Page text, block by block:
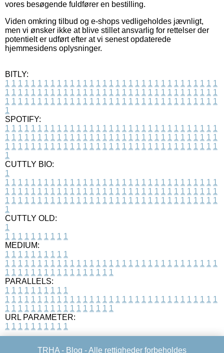
vores besøgende fuldfører en bestilling.
Viden omkring tilbud og e-shops vedligeholdes jævnligt,
men vi ønsker ikke at blive stillet ansvarlig for rettelser der
potentielt er udført efter at vi senest opdaterede
hjemmesidens oplysninger.
BITLY:
1 1 1 1 1 1 1 1 1 1 1 1 1 1 1 1 1 1 1 1 1 1 1 1 1 1 1 1 1 1 1 1 1
1 1 1 1 1 1 1 1 1 1 1 1 1 1 1 1 1 1 1 1 1 1 1 1 1 1 1 1 1 1 1 1 1
1 1 1 1 1 1 1 1 1 1 1 1 1 1 1 1 1 1 1 1 1 1 1 1 1 1 1 1 1 1 1 1 1
1
SPOTIFY:
1 1 1 1 1 1 1 1 1 1 1 1 1 1 1 1 1 1 1 1 1 1 1 1 1 1 1 1 1 1 1 1 1
1 1 1 1 1 1 1 1 1 1 1 1 1 1 1 1 1 1 1 1 1 1 1 1 1 1 1 1 1 1 1 1 1
1 1 1 1 1 1 1 1 1 1 1 1 1 1 1 1 1 1 1 1 1 1 1 1 1 1 1 1 1 1 1 1 1
1
CUTTLY BIO:
1
1 1 1 1 1 1 1 1 1 1 1 1 1 1 1 1 1 1 1 1 1 1 1 1 1 1 1 1 1 1 1 1 1
1 1 1 1 1 1 1 1 1 1 1 1 1 1 1 1 1 1 1 1 1 1 1 1 1 1 1 1 1 1 1 1 1
1 1 1 1 1 1 1 1 1 1 1 1 1 1 1 1 1 1 1 1 1 1 1 1 1 1 1 1 1 1 1 1 1
1
CUTTLY OLD:
1
1 1 1 1 1 1 1 1 1 1
MEDIUM:
1 1 1 1 1 1 1 1 1 1
1 1 1 1 1 1 1 1 1 1 1 1 1 1 1 1 1 1 1 1 1 1 1 1 1 1 1 1 1 1 1 1 1
1 1 1 1 1 1 1 1 1 1 1 1 1 1 1 1 1
PARALLELS:
1 1 1 1 1 1 1 1 1 1
1 1 1 1 1 1 1 1 1 1 1 1 1 1 1 1 1 1 1 1 1 1 1 1 1 1 1 1 1 1 1 1 1
1 1 1 1 1 1 1 1 1 1 1 1 1 1 1 1 1
URL PARAMETER:
1 1 1 1 1 1 1 1 1 1
TRHA - Blog - Alle rettigheder forbeholdes